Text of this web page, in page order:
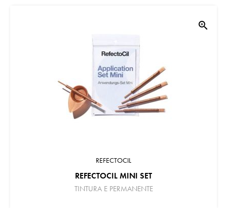
zoom_in
REFECTOCIL
REFECTOCIL MINI SET
TINTURA E PERMANENTE